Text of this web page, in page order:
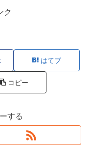
ク
はてブ
コピー
する